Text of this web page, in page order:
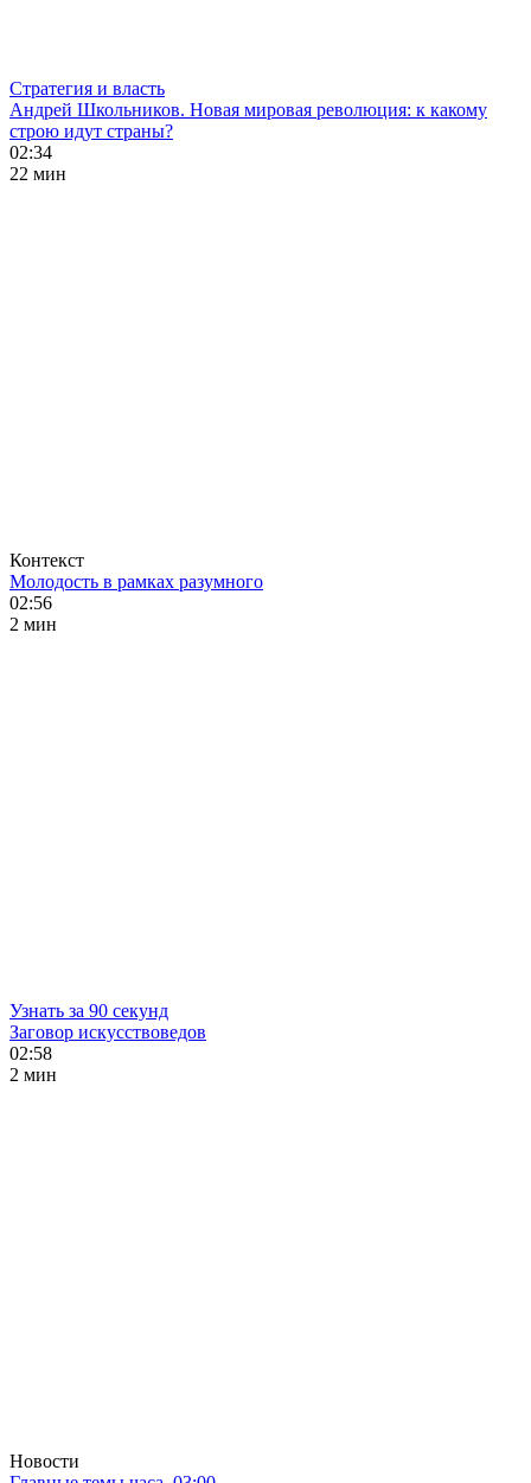
Стратегия и власть
Андрей Школьников. Новая мировая революция: к какому
строю идут страны?
02:34
22 мин
Контекст
Молодость в рамках разумного
02:56
2 мин
Узнать за 90 секунд
Заговор искусствоведов
02:58
2 мин
Новости